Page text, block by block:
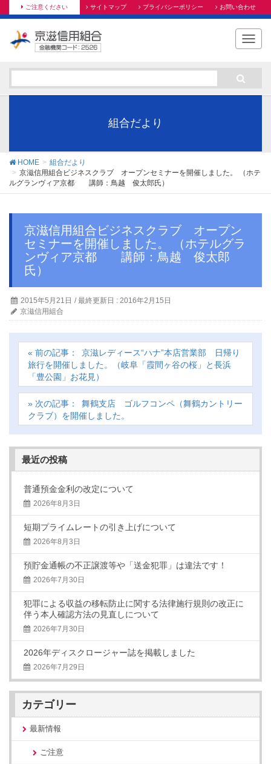
ご注意ください サイトマップ プライバシーポリシー お問い合わせ
T
l
g
i
組合だより
HOME
組合だより
京滋信用組合ビジネスクラブ オープンセミナーを開催しました。 （ホテ
ルグランヴィア京都 講師：鳥越 俊太郎氏）
京滋信用組合ビジネスクラブ オープン
セミナーを開催しました。 （ホテルグラ
ンヴィア京都 講師：鳥越 俊太郎
氏）
2015年5月21日 / 最終更新日 : 2016年2月15日
京滋信用組合
京滋レディース“ハナ”本店営業部 日帰り
旅行を開催しました。（岐阜「霞間ヶ谷の桜」と長浜
「豊公園」お花見）
舞鶴支店 ゴルフコンペ（舞鶴カントリー
クラブ）を開催しました。
最近の投稿
普通預金金利の改定について
2026年8月3日
短期プライムレートの引き上げについて
2026年8月3日
預貯金通帳の不正譲渡等や「送金犯罪」は違法です！
2026年7月30日
犯罪による収益の移転防止に関する法律施行規則の改正に
伴う本人確認方法の見直しについて
2026年7月30日
2026年ディスクロージャー誌を掲載しました
2026年7月29日
カテゴリー
最新情報
ご注意